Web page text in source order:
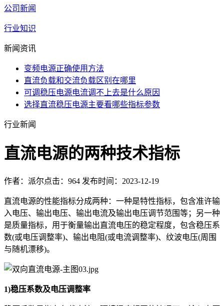
公司新闻
行业知识
新闻资讯
变频电源正确使用方法
直流负载和交流负载区别在哪里
可调稳压电源电流调不上去是什么原因
选择直流稳压电源主要看哪些指标参数
行业新闻
直流电源的两种技术指标
作者：派尔点击：964 发布时间：2023-12-19
直流电源的性能指标分成两种：一种是特性指标，包含准许输
入电压、输出电压、输出电流及输出电压调节范围等；另一种
是质量指标，用于衡量输出直流电压的稳定程度，包含稳压系
数(或电压调整率)、输出电阻(或电流调整率)、纹波电压(周围
与随机漂移)。
1)稳压系数及电压调整率